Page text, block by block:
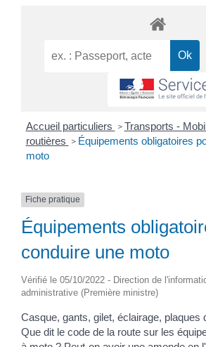
Accueil particuliers > Transports -
routières > Équipements obligatoires
moto
Fiche pratique
Équipements
conduire une moto
Vérifié le 05/10/2022 - Direction de
administrative (Première ministre)
Casque, gants, gilet, éclairage, plaques
Que dit le code de la route sur les